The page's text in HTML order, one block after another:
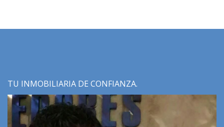
TU INMOBILIARIA DE CONFIANZA.